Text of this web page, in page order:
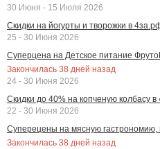
30 Июня - 15 Июля 2026
Скидки на йогурты и творожки в
25 - 30 Июня 2026
Суперцена на Детское питание
Закончилась 38 дней назад
24 - 30 Июня 2026
Скидки до 40% на копченую колбасу
22 - 30 Июня 2026
Суперецены на мясную гастрономию,
Закончилась 38 дней назад